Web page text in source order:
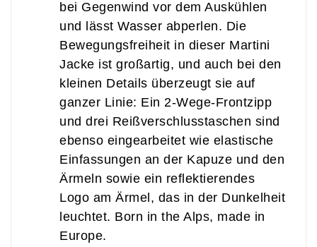
bei Gegenwind vor dem Auskühlen
und lässt Wasser abperlen. Die
Bewegungsfreiheit in dieser Martini
Jacke ist großartig, und auch bei den
kleinen Details überzeugt sie auf
ganzer Linie: Ein 2-Wege-Frontzipp
und drei Reißverschlusstaschen sind
ebenso eingearbeitet wie elastische
Einfassungen an der Kapuze und den
Ärmeln sowie ein reflektierendes
Logo am Ärmel, das in der Dunkelheit
leuchtet. Born in the Alps, made in
Europe.